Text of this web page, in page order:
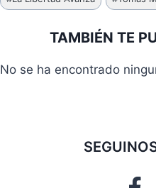
de
TAMBIÉN TE
No se ha encontrado